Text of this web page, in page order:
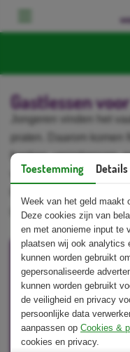
Gastlessen
Jongeren vinden het
praten. Daarom
banken, verzekeraars,
van Financiën graag
gastlessen beschikbaar
Toestemming Details
Week van het geld maakt
Deze cookies zijn van
en met anonieme input te
plaatsen wij ook analytics
kunnen worden gebruikt
gepersonaliseerde
kunnen worden gebruikt
de veiligheid en privacy
persoonlijke data
aanpassen op Cookies &
cookies en privacy.